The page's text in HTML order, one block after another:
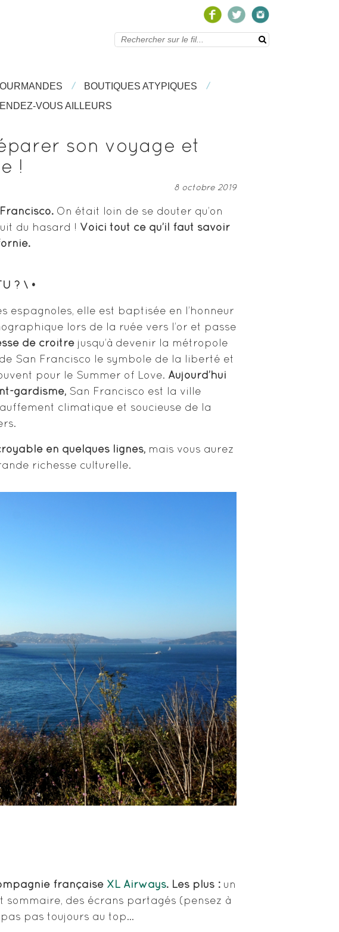
/ BOUTIQUES ATYPIQUES /
VOUS AILLEURS
/ BOUTIQUES ATYPIQUES /
VOUS AILLEURS /
son voyage et
!
8 octobre 2019
On était loin de se douter qu’on
du hasard ! Voici tout ce qu’il faut savoir
? \ •
espagnoles, elle est baptisée en l’honneur
lors de la ruée vers l’or et passe
de croître jusqu’à devenir la métropole
San Francisco le symbole de la liberté et
pour le Summer of Love. Aujourd’hui
gardisme, San Francisco est la ville
climatique et soucieuse de la
en quelques lignes,mais vous aurez
richesse culturelle.
française XL Airways. Les plus :un
sommaire, des écrans partagés (pensez à
pas toujours au top…